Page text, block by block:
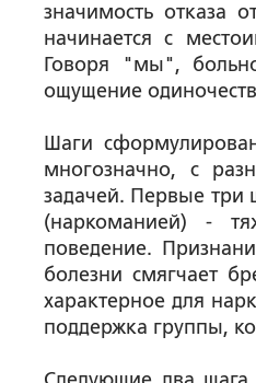
значимость отказа
начинается с
Говоря "мы",
ощущение
Шаги
многозначно, с
задачей. Первые три
(наркоманией) -
поведение.
болезни смягчает
характерное для
поддержка группы,